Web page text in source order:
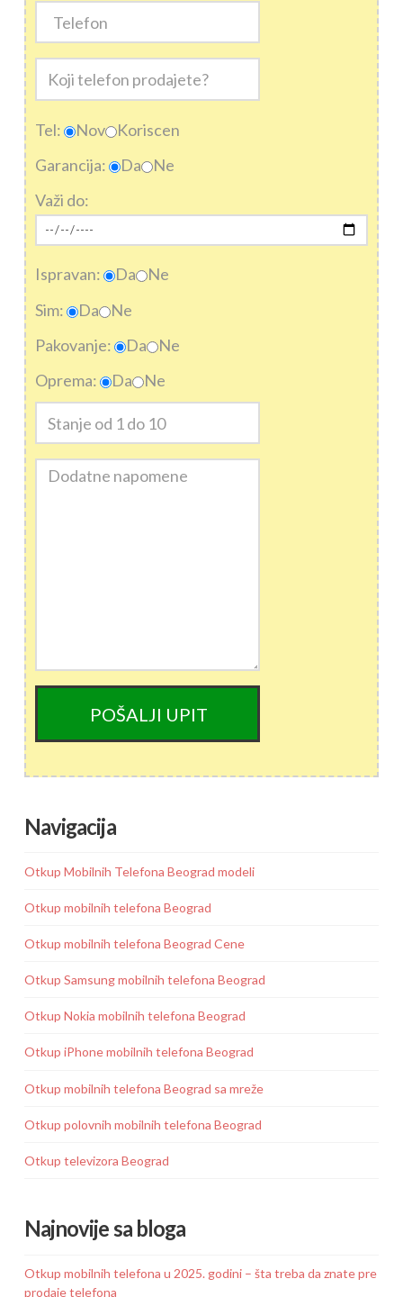
Tel: Nov Koriscen
Garancija:
Da
Ne
Važi do:
Ispravan: Da
Ne
Sim:
Da
Ne
Pakovanje:
Da
Ne
Oprema:
Da Ne
Navigacija
Otkup Mobilnih Telefona Beograd modeli
Otkup mobilnih telefona Beograd
Otkup mobilnih telefona Beograd Cene
Otkup Samsung mobilnih telefona Beograd
Otkup Nokia mobilnih telefona Beograd
Otkup iPhone mobilnih telefona Beograd
Otkup mobilnih telefona Beograd sa mreže
Otkup polovnih mobilnih telefona Beograd
Otkup televizora Beograd
Najnovije sa bloga
Otkup mobilnih telefona u 2025. godini – šta treba da znate pre
prodaje telefona